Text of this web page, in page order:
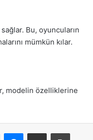
Bu, oyuncuların
mümkün kılar.
modelin özelliklerine
Skype Messenger
E-Posta ile paylaş Yazdır